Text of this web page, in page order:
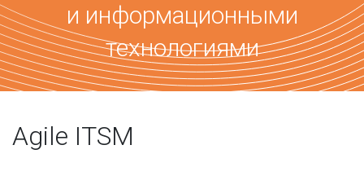
и информационными
технологиями
Agile ITSM